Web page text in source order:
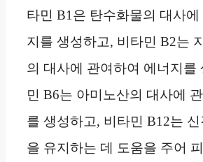
타민 B1은 탄수화물의 대사에
지를 생성하고, 비타민 B2는
의 대사에 관여하여 에너지를
민 B6는 아미노산의 대사에
를 생성하고, 비타민 B12는
을 유지하는 데 도움을 주어